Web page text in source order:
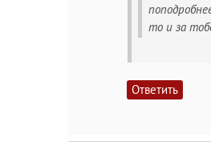
то и за
Ответить